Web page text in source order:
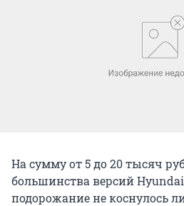
На сумму от 5 до 20 тысяч
большинства версий
подорожание не коснулось